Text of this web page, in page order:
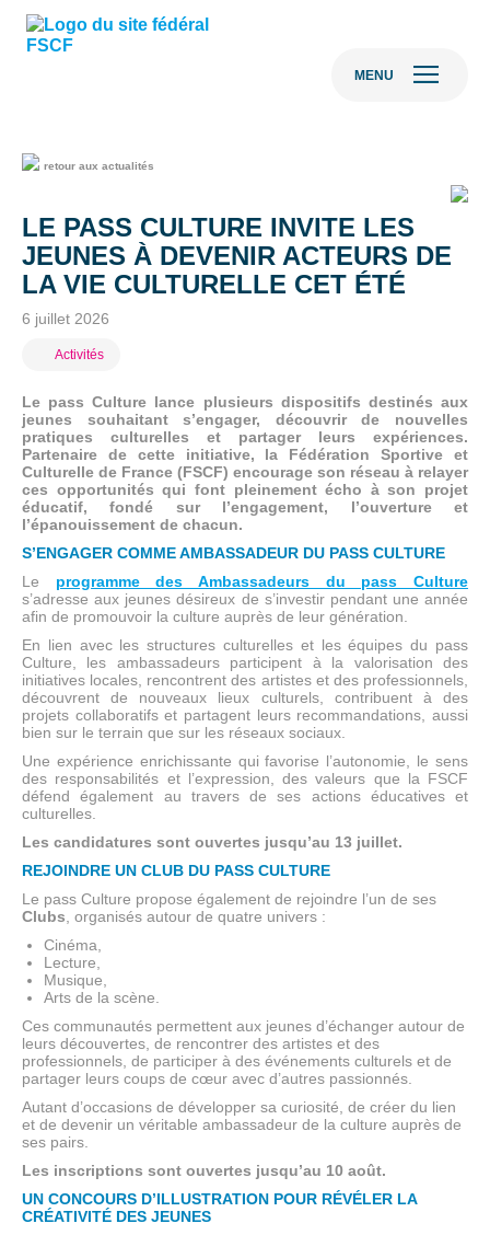
MENU
retour aux actualités
LE PASS CULTURE INVITE LES
JEUNES À DEVENIR ACTEURS DE
LA VIE CULTURELLE CET ÉTÉ
6 juillet 2026
Activités
Le pass Culture lance plusieurs dispositifs destinés aux
jeunes souhaitant s’engager, découvrir de nouvelles
pratiques culturelles et partager leurs expériences.
Partenaire de cette initiative, la Fédération Sportive et
Culturelle de France (FSCF) encourage son réseau à relayer
ces opportunités qui font pleinement écho à son projet
éducatif, fondé sur l’engagement, l’ouverture et
l’épanouissement de chacun.
S’ENGAGER COMME AMBASSADEUR DU PASS CULTURE
Le programme des Ambassadeurs du pass Culture
s’adresse aux jeunes désireux de s’investir pendant une année
afin de promouvoir la culture auprès de leur génération.
En lien avec les structures culturelles et les équipes du pass
Culture, les ambassadeurs participent à la valorisation des
initiatives locales, rencontrent des artistes et des professionnels,
découvrent de nouveaux lieux culturels, contribuent à des
projets collaboratifs et partagent leurs recommandations, aussi
bien sur le terrain que sur les réseaux sociaux.
Une expérience enrichissante qui favorise l’autonomie, le sens
des responsabilités et l’expression, des valeurs que la FSCF
défend également au travers de ses actions éducatives et
culturelles.
Les candidatures sont ouvertes jusqu’au 13 juillet.
REJOINDRE UN CLUB DU PASS CULTURE
Le pass Culture propose également de rejoindre l’un de ses
Clubs , organisés autour de quatre univers :
Cinéma,
Lecture,
Musique,
Arts de la scène.
Ces communautés permettent aux jeunes d’échanger autour de
leurs découvertes, de rencontrer des artistes et des
professionnels, de participer à des événements culturels et de
partager leurs coups de cœur avec d’autres passionnés.
Autant d’occasions de développer sa curiosité, de créer du lien
et de devenir un véritable ambassadeur de la culture auprès de
ses pairs.
Les inscriptions sont ouvertes jusqu’au 10 août.
UN CONCOURS D’ILLUSTRATION POUR RÉVÉLER LA
CRÉATIVITÉ DES JEUNES